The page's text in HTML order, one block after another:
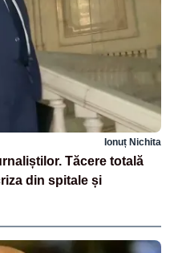
Ionuț Nichita
Tăcere totală
din spitale și